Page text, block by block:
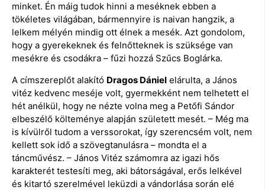
minket. Én máig tudok hinni a meséknek ebben a
tökéletes világában, bármennyire is naivan hangzik, a
lelkem mélyén mindig ott élnek a mesék. Azt gondolom,
hogy a gyerekeknek és felnőtteknek is szüksége van
mesékre és csodákra – fűzi hozzá Szűcs Boglárka.
A címszereplőt alakító Dragos Dániel elárulta, a János
vitéz kedvenc meséje volt, gyermekként nem telhetett el
hét anélkül, hogy ne nézte volna meg a Petőfi Sándor
elbeszélő költeménye alapján született mesét. – Még ma
is kívülről tudom a verssorokat, így szerencsém volt, nem
kellett sok idő a szövegtanulásra – mondta el a
táncművész. – János Vitéz számomra az igazi hős
karakterét testesíti meg, aki bátorságával, erős lelkével
és kitartó szerelmével leküzdi a vándorlása során elé